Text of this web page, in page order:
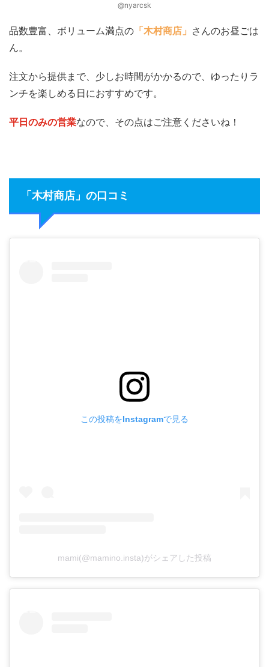
@nyarcsk
品数豊富、ボリューム満点の 「木村商店」 さんのお昼ごは
ん。
注文から提供まで、少しお時間がかかるので、ゆったりラ
ンチを楽しめる日におすすめです。
平日のみの営業なので、その点はご注意くださいね！
「木村商店」の口コミ
この投稿をInstagramで見る
mami(@mamino.insta)がシェアした投稿